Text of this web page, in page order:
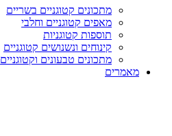
מתכונים קטוגניים בשריים
מאפים קטוגניים וחלבי
תוספות קטוגניות
קינוחים ונשנושים קטוגניים
מתכונים טבעונים וקטוגניים
מאמרים